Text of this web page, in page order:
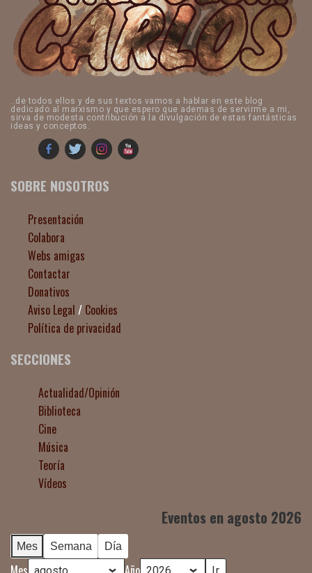
..de todos ellos y de sus textos vamos a hablar en este blog
dedicado al marxismo y que espero que ademas de servirme a mi,
sirva de modesta contribución a la divulgación de estas fantásticas
ideas y conceptos.
SOBRE NOSOTROS
Presentación
Colabora
Webs amigas
Contactar
Donativos
Aviso Legal / Cookies
Política de privacidad
SECCIONES
Actualidad/Opinión
Biblioteca
Cine
Música
Teoría
Vídeos
Eventos en agosto 2026
Mes Semana Día